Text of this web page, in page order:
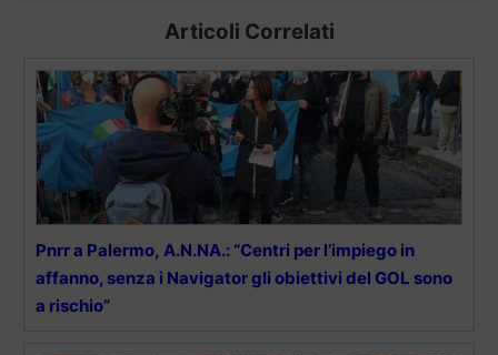
Articoli Correlati
Pnrr a Palermo, A.N.NA.: “Centri per l’impiego in
affanno, senza i Navigator gli obiettivi del GOL sono
a rischio”